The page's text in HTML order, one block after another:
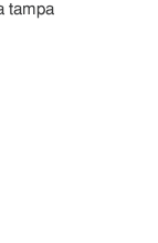
tampa